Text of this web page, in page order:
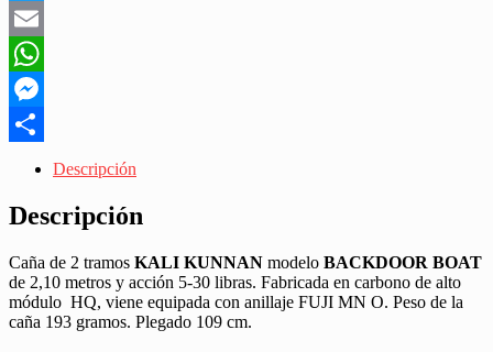
Twitter
Email
WhatsApp
Messenger
Descripción
Descripción
Caña de 2 tramos KALI KUNNAN modelo BACKDOOR BOAT
de 2,10 metros y acción 5-30 libras. Fabricada en carbono de alto
módulo HQ, viene equipada con anillaje FUJI MN O. Peso de la
caña 193 gramos. Plegado 109 cm.